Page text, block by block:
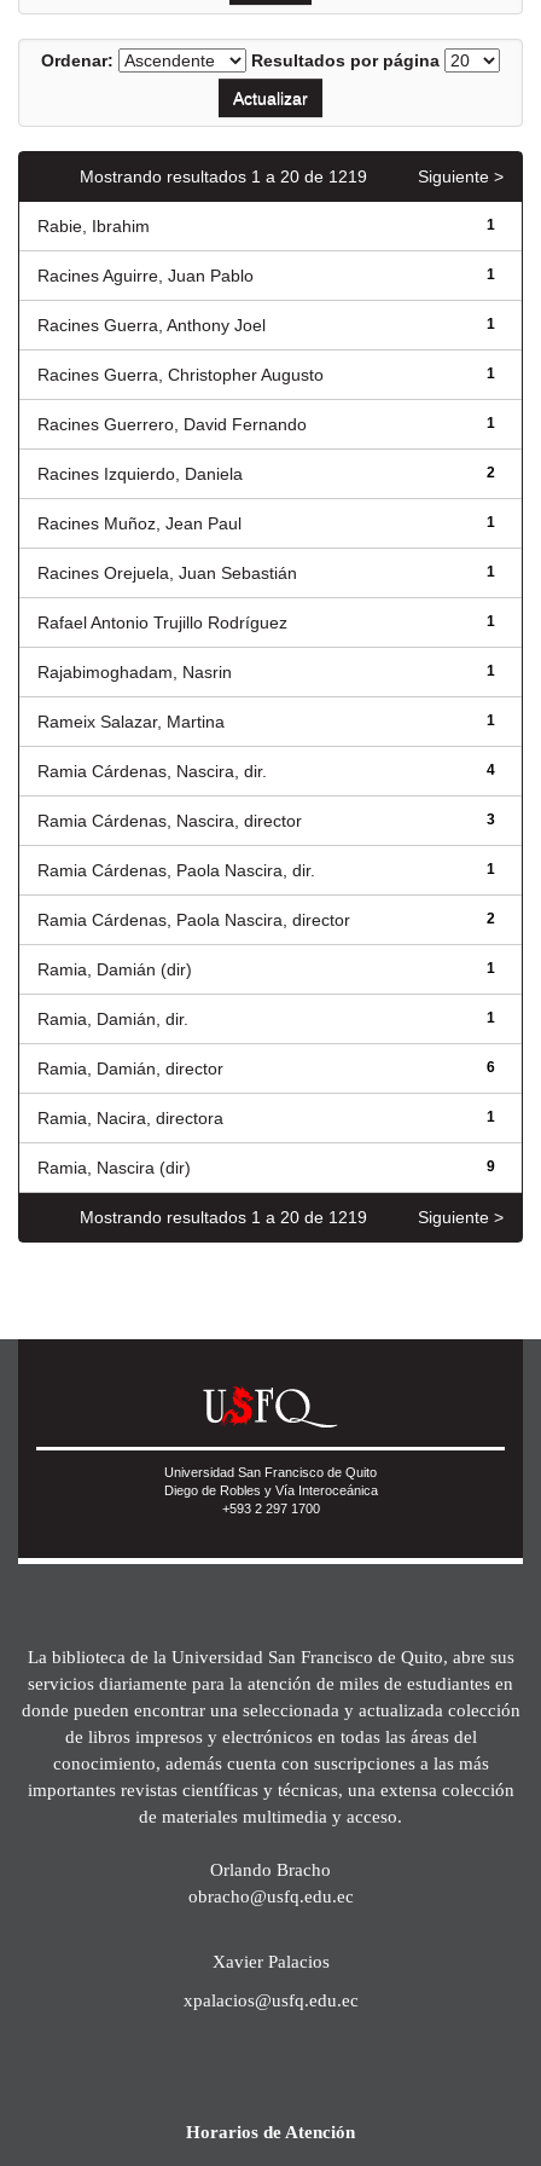
Ordenar: Resultados por página
Mostrando resultados 1 a 20 de 1219 Siguiente >
Rabie, Ibrahim 1
Racines Aguirre, Juan Pablo 1
Racines Guerra, Anthony Joel 1
Racines Guerra, Christopher Augusto 1
Racines Guerrero, David Fernando 1
Racines Izquierdo, Daniela 2
Racines Muñoz, Jean Paul 1
Racines Orejuela, Juan Sebastián 1
Rafael Antonio Trujillo Rodríguez 1
Rajabimoghadam, Nasrin 1
Rameix Salazar, Martina 1
Ramia Cárdenas, Nascira, dir. 4
Ramia Cárdenas, Nascira, director 3
Ramia Cárdenas, Paola Nascira, dir. 1
Ramia Cárdenas, Paola Nascira, director 2
Ramia, Damián (dir) 1
Ramia, Damián, dir. 1
Ramia, Damián, director 6
Ramia, Nacira, directora 1
Ramia, Nascira (dir) 9
Mostrando resultados 1 a 20 de 1219 Siguiente >
Universidad San Francisco de Quito
Diego de Robles y Vía Interoceánica
+593 2 297 1700
La biblioteca de la Universidad San Francisco de Quito, abre sus
servicios diariamente para la atención de miles de estudiantes en
donde pueden encontrar una seleccionada y actualizada colección
de libros impresos y electrónicos en todas las áreas del
conocimiento, además cuenta con suscripciones a las más
importantes revistas científicas y técnicas, una extensa colección
de materiales multimedia y acceso.
Orlando Bracho
obracho@usfq.edu.ec
Xavier Palacios
xpalacios@usfq.edu.ec
Horarios de Atención